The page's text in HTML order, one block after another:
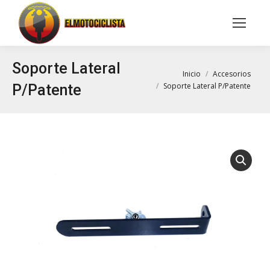
Buscar:
Soporte Lateral
P/Patente
Inicio
Accesorios
Soporte Lateral P/Patente